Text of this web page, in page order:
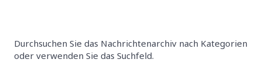
Durchsuchen Sie das Nachrichtenarchiv nach Kategorien
oder verwenden Sie das Suchfeld.